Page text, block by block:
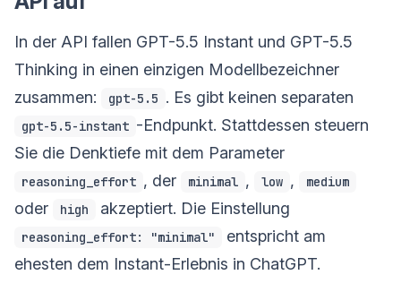
In der API fallen GPT-5.5 Instant und GPT-5.5
Thinking in einen einzigen Modellbezeichner
zusammen:
gpt-5.5 . Es gibt keinen separaten
gpt-5.5-instant -Endpunkt. Stattdessen steuern
Sie die Denktiefe mit dem Parameter
reasoning_effort , der minimal , low , medium
oder high akzeptiert. Die Einstellung
reasoning_effort: "minimal"
entspricht am
ehesten dem Instant-Erlebnis in ChatGPT.